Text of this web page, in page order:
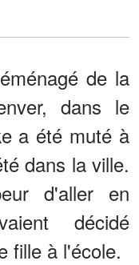
de la
dans le
a été muté à
dans la ville.
d'aller en
décidé
fille à l'école.